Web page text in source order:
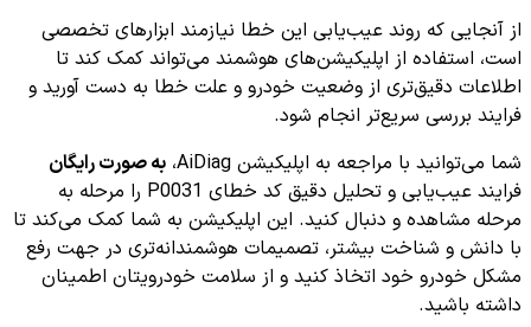
از آنجایی که روند عیب‌یابی این خطا نیازمند ابزارهای تخصصی
است، استفاده از اپلیکیشن‌های هوشمند می‌تواند کمک کند تا
اطلاعات دقیق‌تری از وضعیت خودرو و علت خطا به دست آورید و
فرایند بررسی سریع‌تر انجام شود.
شما می‌توانید با مراجعه به اپلیکیشن AiDiag،
به صورت رایگان
فرایند عیب‌یابی و تحلیل دقیق کد خطای P0031 را مرحله به
مرحله مشاهده و دنبال کنید. این اپلیکیشن به شما کمک می‌کند تا
با دانش و شناخت بیشتر، تصمیمات هوشمندانه‌تری در جهت رفع
مشکل خودرو خود اتخاذ کنید و از سلامت خودرویتان اطمینان
داشته باشید.